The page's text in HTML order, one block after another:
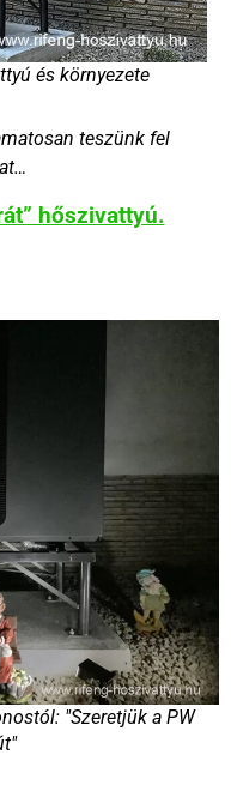
és környezete
teszünk fel
hőszivattyú.
"Szeretjük a PW